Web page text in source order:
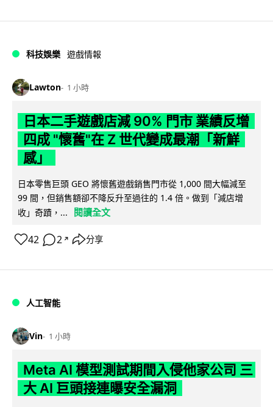
科技娛樂 遊戲情報
Lawton 1 小時
日本二手遊戲店減 90% 門市 業績反增
四成 "懷舊"在 Z 世代變成最潮「新鮮
感」
日本零售巨頭 GEO 將懷舊遊戲銷售門市從 1,000 間大幅減至
99 間，但銷售額卻不降反升至過往的 1.4 倍。做到「減店增
收」奇蹟，...
閱讀全文
42 2 ↗ 分享
人工智能
Vin 1 小時
Meta AI 模型測試期間入侵他家公司 三
大 AI 巨頭接連曝安全漏洞